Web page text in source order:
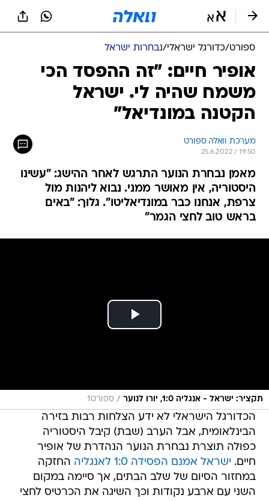
ספורט/כדורגל ישראלי/נבחרות ישראל
אופיר חיים: "זה ההפסד הכי
משמח שהיה לי. ישראל
הקטנה במונדיאל"
מערכת וואלה ספורט
25.6.2022 / 19:50
מאמן נבחרת הנוער התרגש לאחר ההישג: "עשינו
היסטוריה, אין מאושר ממני. נבוא ליהנות מול
צרפת, אנחנו כבר במונדיאליטו". גלוך: "באים
בראש טוב לחצי הגמר"
תקציר: ישראל - אנגליה 1:0, יורו לנוער / ספורט1
הכדורגל הישראלי לא ידע הצלחות רבות בזירה
הבינלאומית, אבל הערב (שבת) קיבל היסטוריה
כפולה תוצרת נבחרת הנוער הנהדרת של אופיר
חיים. ישראל אמנם הפסידה 1:0 לאנגליה
החזקה
במחזור הסיום של שלב הבתים, אך סיימה במקום
השני עם ארבע נקודות וכך השיגה את הכרטיס לחצי